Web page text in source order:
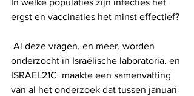
In welke populaties zijn infecties het
ergst en vaccinaties het minst effectief?
onderzocht in Israëlische laboratoria. en
ISRAEL21C  maakte een samenvatting
van al het onderzoek dat tussen januari